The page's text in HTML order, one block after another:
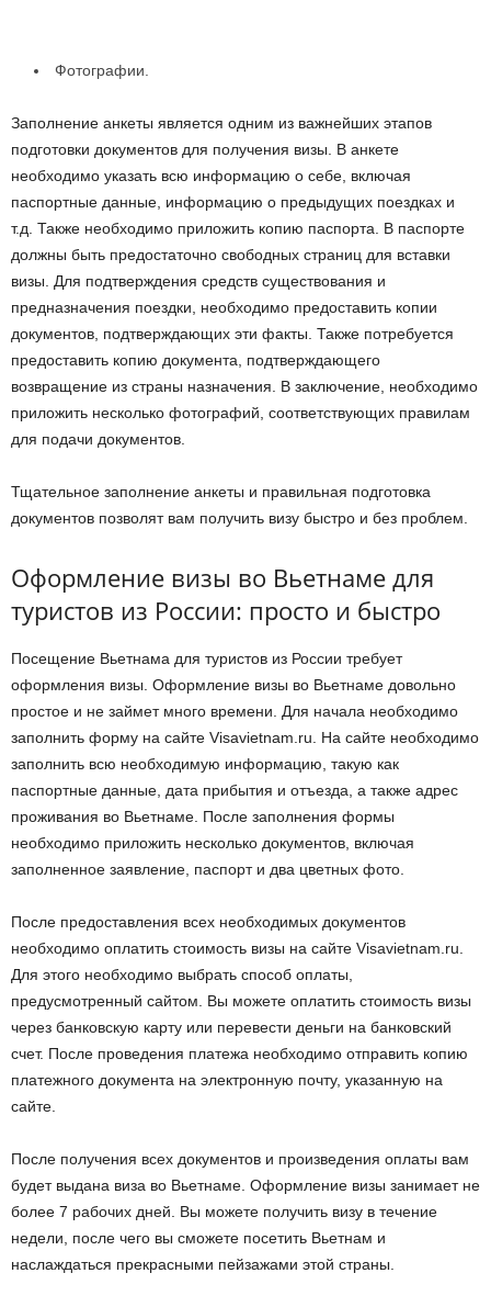
Фотографии.
Заполнение анкеты является одним из важнейших этапов
подготовки документов для получения визы. В анкете
необходимо указать всю информацию о себе, включая
паспортные данные, информацию о предыдущих поездках и
т.д. Также необходимо приложить копию паспорта. В паспорте
должны быть предостаточно свободных страниц для вставки
визы. Для подтверждения средств существования и
предназначения поездки, необходимо предоставить копии
документов, подтверждающих эти факты. Также потребуется
предоставить копию документа, подтверждающего
возвращение из страны назначения. В заключение, необходимо
приложить несколько фотографий, соответствующих правилам
для подачи документов.
Тщательное заполнение анкеты и правильная подготовка
документов позволят вам получить визу быстро и без проблем.
Оформление визы во Вьетнаме для
туристов из России: просто и быстро
Посещение Вьетнама для туристов из России требует
оформления визы. Оформление визы во Вьетнаме довольно
простое и не займет много времени. Для начала необходимо
заполнить форму на сайте Visavietnam.ru. На сайте необходимо
заполнить всю необходимую информацию, такую как
паспортные данные, дата прибытия и отъезда, а также адрес
проживания во Вьетнаме. После заполнения формы
необходимо приложить несколько документов, включая
заполненное заявление, паспорт и два цветных фото.
После предоставления всех необходимых документов
необходимо оплатить стоимость визы на сайте Visavietnam.ru.
Для этого необходимо выбрать способ оплаты,
предусмотренный сайтом. Вы можете оплатить стоимость визы
через банковскую карту или перевести деньги на банковский
счет. После проведения платежа необходимо отправить копию
платежного документа на электронную почту, указанную на
сайте.
После получения всех документов и произведения оплаты вам
будет выдана виза во Вьетнаме. Оформление визы занимает не
более 7 рабочих дней. Вы можете получить визу в течение
недели, после чего вы сможете посетить Вьетнам и
наслаждаться прекрасными пейзажами этой страны.